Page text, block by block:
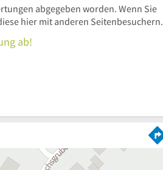
abgegeben worden. Wenn Sie
hier mit anderen Seitenbesuchern.
ab!